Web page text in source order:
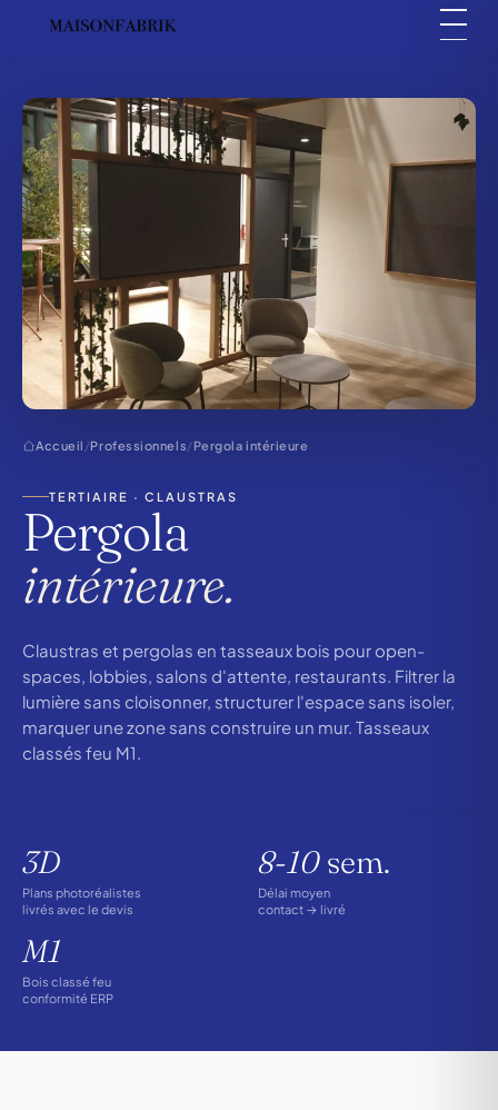
Accueil /Professionnels/Pergola intérieure
TERTIAIRE · CLAUSTRAS
Pergola
intérieure.
Claustras et pergolas en tasseaux bois pour open-
spaces, lobbies, salons d'attente, restaurants. Filtrer la
lumière sans cloisonner, structurer l'espace sans isoler,
marquer une zone sans construire un mur. Tasseaux
classés feu M1.
3D
Plans photoréalistes
livrés avec le devis
8-10 sem.
Délai moyen
contact → livré
M1
Bois classé feu
conformité ERP